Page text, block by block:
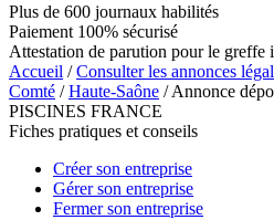
Plus de 600 journaux habilités
Paiement 100% sécurisé
Attestation de parution pour le greffe
Accueil /Consulter les annonces
Comté /Haute-Saône / Annonce
PISCINES FRANCE
Fiches pratiques et conseils
Créer son entreprise
Gérer son entreprise
Fermer son entreprise